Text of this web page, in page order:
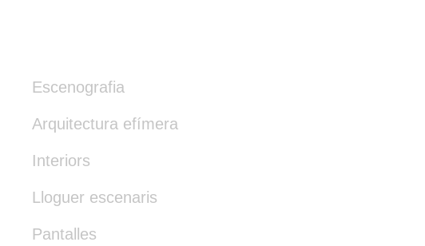
Escenografia
Arquitectura efímera
Interiors
Lloguer escenaris
Pantalles